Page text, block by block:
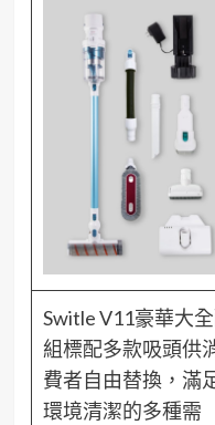
Switle V11豪華大
組標配多款吸頭供
費者自由替換，滿
環境清潔的多種需